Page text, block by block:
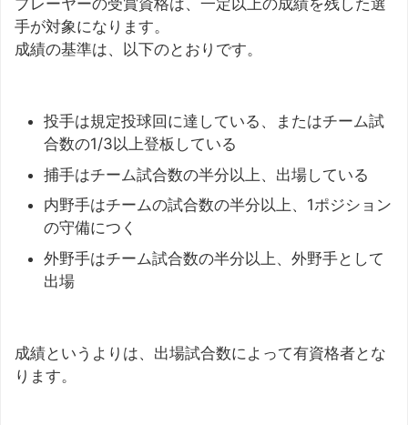
プレーヤーの受賞資格は、一定以上の成績を残した選
手が対象になります。
成績の基準は、以下のとおりです。
投手は規定投球回に達している、またはチーム試
合数の1/3以上登板している
捕手はチーム試合数の半分以上、出場している
内野手はチームの試合数の半分以上、1ポジション
の守備につく
外野手はチーム試合数の半分以上、外野手として
出場
成績というよりは、出場試合数によって有資格者とな
ります。